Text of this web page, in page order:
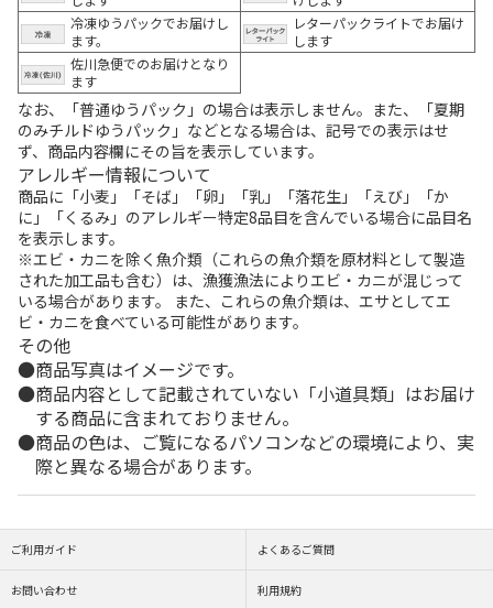
冷凍ゆうパックでお届けし
ます。
レターパックライトでお届け
します
佐川急便でのお届けとなり
ます
なお、「普通ゆうパック」の場合は表示しません。また、「夏期
のみチルドゆうパック」などとなる場合は、記号での表示はせ
ず、商品内容欄にその旨を表示しています。
アレルギー情報について
商品に「小麦」「そば」「卵」「乳」「落花生」「えび」「か
に」「くるみ」のアレルギー特定8品目を含んでいる場合に品目名
を表示します。
※エビ・カニを除く魚介類（これらの魚介類を原材料として製造
された加工品も含む）は、漁獲漁法によりエビ・カニが混じって
いる場合があります。 また、これらの魚介類は、エサとしてエ
ビ・カニを食べている可能性があります。
その他
商品写真はイメージです。
商品内容として記載されていない「小道具類」はお届け
する商品に含まれておりません。
商品の色は、ご覧になるパソコンなどの環境により、実
際と異なる場合があります。
ご利用ガイド よくあるご質問
お問い合わせ 利用規約